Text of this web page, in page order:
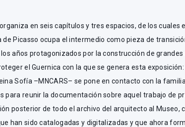
en seis capítulos y tres espacios, de los cuales
de Picasso ocupa el intermedio como pieza de
años protagonizados por la construcción de grandes
el Guernica con la que se genera esta exposición:
Sofía –MNCARS– se pone en contacto con la
para reunir la documentación sobre aquel trabajo de
posterior de todo el archivo del arquitecto al Museo,
han sido catalogadas y digitalizadas y que ahora